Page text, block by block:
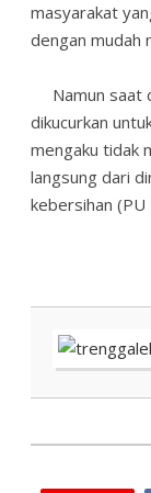
masyarakat
dengan mudah
Namun saat
dikucurkan
mengaku tidak
langsung dari
kebersihan (PU